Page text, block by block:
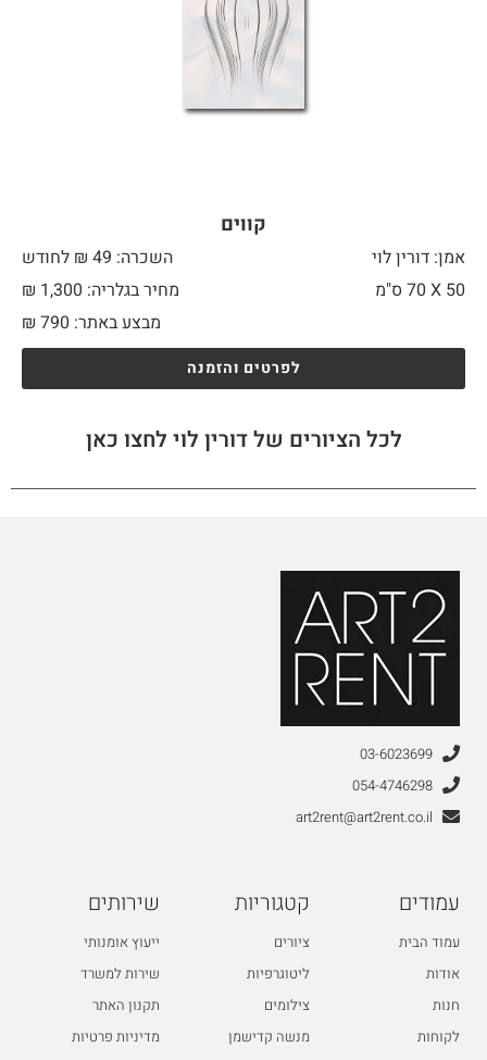
קווים
אמן: דורין לוי
השכרה: 49 ₪ לחודש
50 X
מחיר בגלריה: 1,300 ₪
מבצע באתר:
₪ 790
לפרטים והזמנה
לכל הציורים של דורין לוי לחצו כאן
03-6023699
054-4746298
art2rent@art2rent.co.il
עמודים
עמוד הבית
אודות
חנות
לקוחות
קטגוריות
ציורים
ליטוגרפיות
צילומים
מנשה קדישמן
שירותים
ייעוץ אומנותי
שירות למשרד
תקנון האתר
מדיניות פרטיות